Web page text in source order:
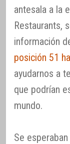
antesala a la
Restaurants,
información
posición 51
ayudarnos a
que podrían
mundo.
Se